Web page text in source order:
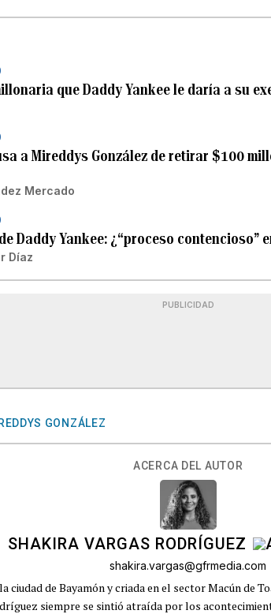
que Daddy Yankee le daría a su
a Mireddys González de retirar $100
Mercado
Daddy Yankee: ¿“proceso contencioso”
Díaz
PUBLICIDAD
GONZÁLEZ
ACERCA DEL AUTOR
SHAKIRA VARGAS RODRÍGUEZ
shakira.vargas@gfrmedia.com
ciudad de Bayamón y criada en el sector Macún de
siempre se sintió atraída por los